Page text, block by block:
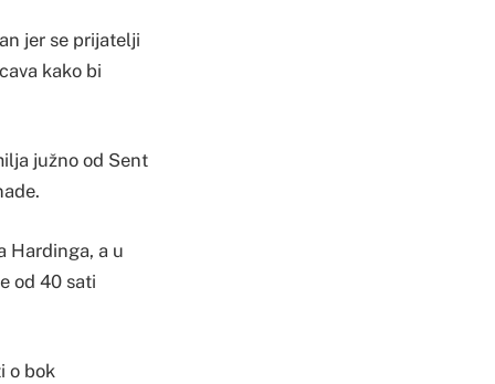
jer se prijatelji
kako bi
južno od Sent
Hardinga, a u
od 40 sati
o bok